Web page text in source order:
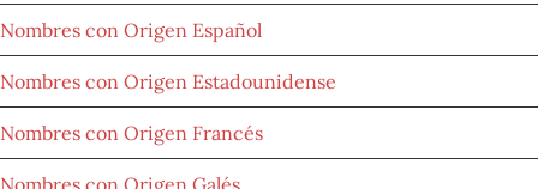
Nombres con Origen Español
Nombres con Origen Estadounidense
Nombres con Origen Francés
Nombres con Origen Galés